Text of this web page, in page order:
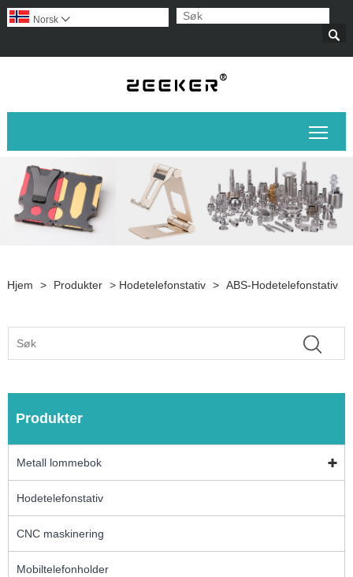

Norsk‎ 
Hjem > Produkter > Hodetelefonstativ > ABS-Hodetelefonstativ
Produkter
Metall lommebok
Hodetelefonstativ
CNC maskinering
Mobiltelefonholder